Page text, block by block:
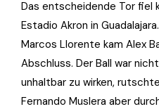
Das entscheidende Tor fiel
Estadio Akron in
Marcos Llorente kam Alex
Abschluss. Der Ball war
unhaltbar zu wirken,
Fernando Muslera aber